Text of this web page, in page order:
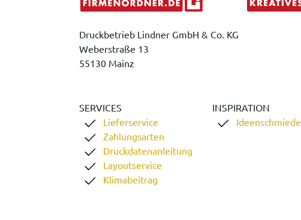
Druckbetrieb Lindner GmbH & Co. KG
Weberstraße 13
55130 Mainz
SERVICES
Lieferservice
Zahlungsarten
Druckdatenanleitung
Layoutservice
Klimabeitrag
INSPIRATION
Ideenschmiede